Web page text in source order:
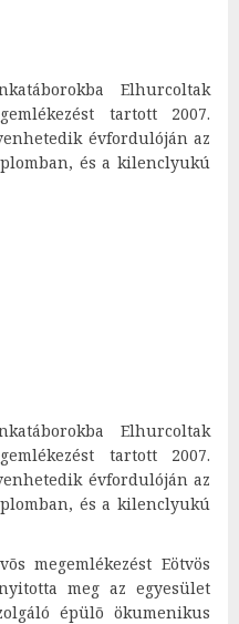
Elhurcoltak
tartott 2007.
évfordulóján az
és a kilenclyukú
Elhurcoltak
tartott 2007.
évfordulóján az
és a kilenclyukú
megemlékezést Eötvös
meg az egyesület
épülõ ökumenikus